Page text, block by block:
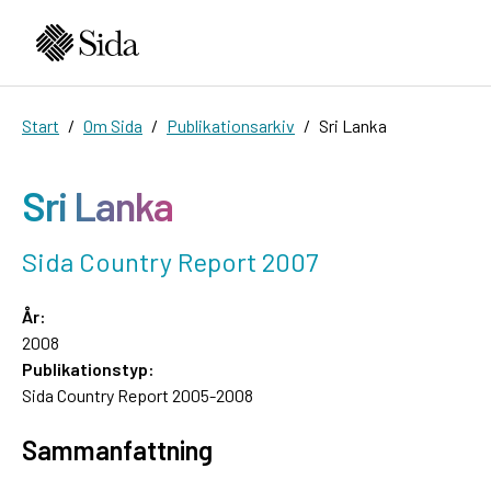
Start Om Sida Publikationsarkiv Sri Lanka
Sri Lanka
Sida Country Report 2007
År:
2008
Publikationstyp:
Sida Country Report 2005-2008
Sammanfattning